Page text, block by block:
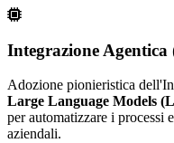
Integrazione Agentica
Adozione pionieristica
Large Language Models
per automatizzare i
aziendali.